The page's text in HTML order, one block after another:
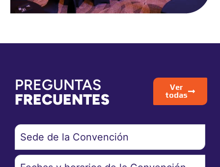
PREGUNTAS
FRECUENTES
Ver
todas
Sede de la Convención